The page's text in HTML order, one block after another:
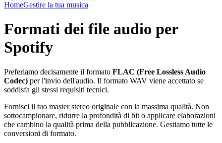
HomeGestire la tua musica
Formati dei file audio per
Spotify
Preferiamo decisamente il formato FLAC (Free Lossless Audio
Codec) per l'invio dell'audio. Il formato WAV viene accettato se
soddisfa gli stessi requisiti tecnici.
Fornisci il tuo master stereo originale con la massima qualità. Non
sottocampionare, ridurre la profondità di bit o applicare elaborazioni
che cambino la qualità prima della pubblicazione. Gestiamo tutte le
conversioni di formato.